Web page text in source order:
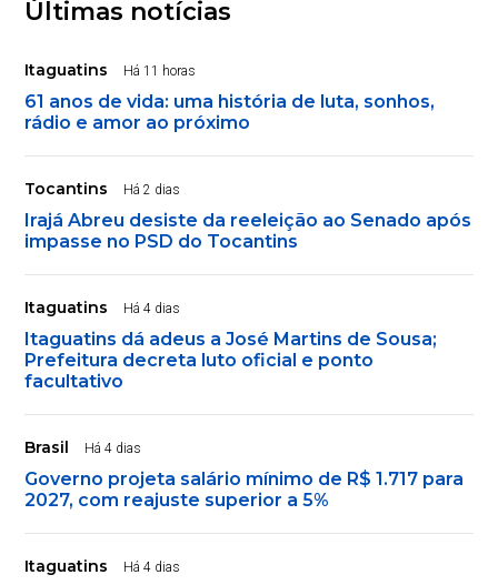
Últimas notícias
Itaguatins Há 11 horas
61 anos de vida: uma história de luta, sonhos,
rádio e amor ao próximo
Tocantins Há 2 dias
Irajá Abreu desiste da reeleição ao Senado após
impasse no PSD do Tocantins
Itaguatins Há 4 dias
Itaguatins dá adeus a José Martins de Sousa;
Prefeitura decreta luto oficial e ponto
facultativo
Brasil Há 4 dias
Governo projeta salário mínimo de R$ 1.717 para
2027, com reajuste superior a 5%
Itaguatins Há 4 dias